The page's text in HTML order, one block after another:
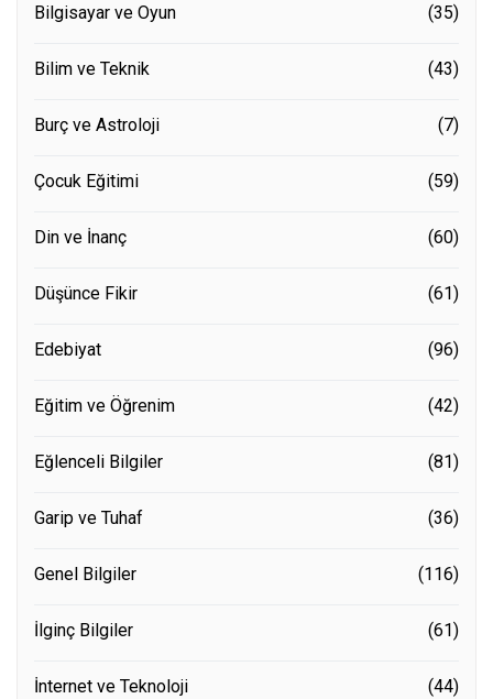
Bilgisayar ve Oyun (35)
Bilim ve Teknik (43)
Burç ve Astroloji (7)
Çocuk Eğitimi (59)
Din ve İnanç (60)
Düşünce Fikir (61)
Edebiyat (96)
Eğitim ve Öğrenim (42)
Eğlenceli Bilgiler (81)
Garip ve Tuhaf (36)
Genel Bilgiler (116)
İlginç Bilgiler (61)
İnternet ve Teknoloji (44)